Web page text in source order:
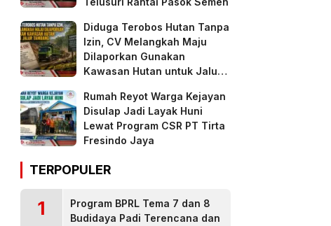
Diduga Terobos Hutan Tanpa
Izin, CV Melangkah Maju
Dilaporkan Gunakan
Kawasan Hutan untuk Jalur
Rumah Reyot Warga Kejayan
Disulap Jadi Layak Huni
Lewat Program CSR PT Tirta
Fresindo Jaya
TERPOPULER
1
Program BPRL Tema 7 dan 8
Budidaya Padi Terencana dan